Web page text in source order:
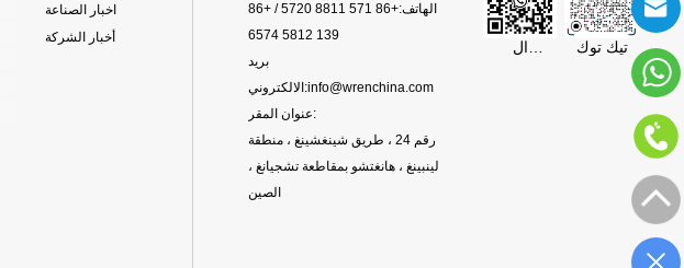
اخبار الصناعة
أخبار الشركة
الهاتف:
+86 571 8811 5720 / +86
139 5812 6574
بريد
الالكتروني:info@wrenchina.com
عنوان المقر:
رقم 24 ، طريق شينغشينغ ، منطقة
لينبينغ ، هانغتشو بمقاطعة تشجيانغ ،
الصين
ال
تيك توك